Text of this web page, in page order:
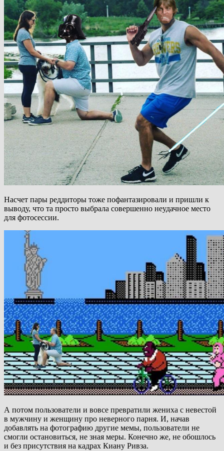
Насчет пары реддиторы тоже пофантазировали и пришли к
выводу, что та просто выбрала совершенно неудачное место
для фотосессии.
А потом пользователи и вовсе превратили жениха с невестой
в мужчину и женщину про неверного парня. И, начав
добавлять на фотографию другие мемы, пользователи не
смогли остановиться, не зная меры. Конечно же, не обошлось
и без присутствия на кадрах Киану Ривза.